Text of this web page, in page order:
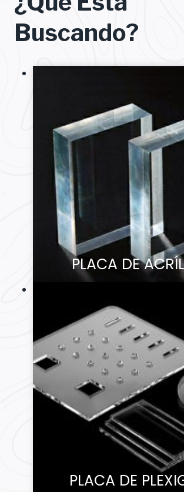
Buscando?
PLACA DE
PLACA DE